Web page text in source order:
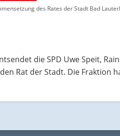
des Rates der Stadt Bad
die SPD Uwe Speit,
Rat der Stadt. Die Fraktion